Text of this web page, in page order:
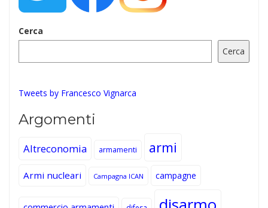
Cerca
Cerca
Tweets by Francesco Vignarca
Argomenti
Altreconomia armamenti armi
Armi nucleari Campagna ICAN campagne